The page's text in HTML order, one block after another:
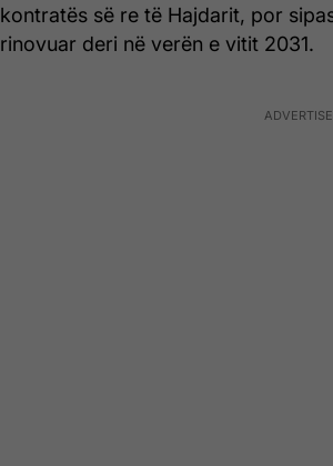
kontratës së re të Hajdarit, por
rinovuar deri në verën e vitit 2031.